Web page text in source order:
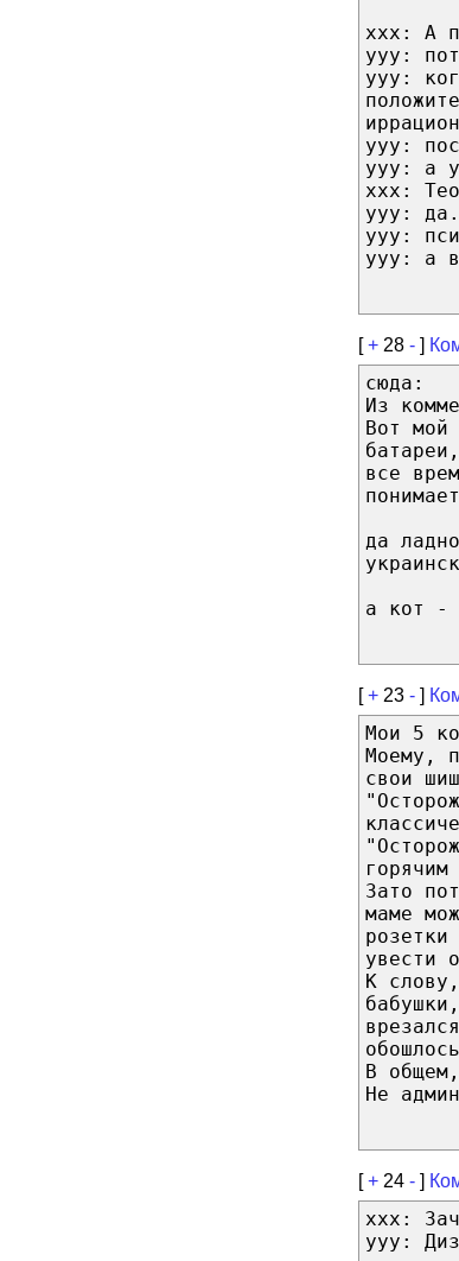
ххх: А
ууу:
ууу:
ууу:
ууу: а
ххх:
ууу: да.
ууу:
ууу: а
[+ 28 - ]
сюда:
Из
Вот мой
все
да
а кот -
[+ 23 - ]
Мои 5
Моему,
свои
Зато
маме
увести
К
В
Не
[+ 24 - ]
ххх:
ууу: